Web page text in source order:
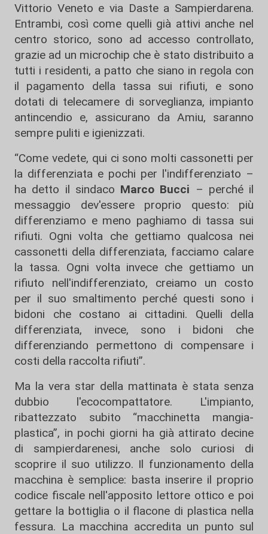
Vittorio Veneto e via Daste a Sampierdarena.
Entrambi, così come quelli già attivi anche nel
centro storico, sono ad accesso controllato,
grazie ad un microchip che è stato distribuito a
tutti i residenti, a patto che siano in regola con
il pagamento della tassa sui rifiuti, e sono
dotati di telecamere di sorveglianza, impianto
antincendio e, assicurano da Amiu, saranno
sempre puliti e igienizzati.
“Come vedete, qui ci sono molti cassonetti per
la differenziata e pochi per l'indifferenziato –
ha detto il sindaco Marco Bucci – perché il
messaggio dev'essere proprio questo: più
differenziamo e meno paghiamo di tassa sui
rifiuti. Ogni volta che gettiamo qualcosa nei
cassonetti della differenziata, facciamo calare
la tassa. Ogni volta invece che gettiamo un
rifiuto nell'indifferenziato, creiamo un costo
per il suo smaltimento perché questi sono i
bidoni che costano ai cittadini. Quelli della
differenziata, invece, sono i bidoni che
differenziando permettono di compensare i
costi della raccolta rifiuti”.
Ma la vera star della mattinata è stata senza
dubbio l'ecocompattatore. L'impianto,
ribattezzato subito “macchinetta mangia-
plastica”, in pochi giorni ha già attirato decine
di sampierdarenesi, anche solo curiosi di
scoprire il suo utilizzo. Il funzionamento della
macchina è semplice: basta inserire il proprio
codice fiscale nell'apposito lettore ottico e poi
gettare la bottiglia o il flacone di plastica nella
fessura. La macchina accredita un punto sul